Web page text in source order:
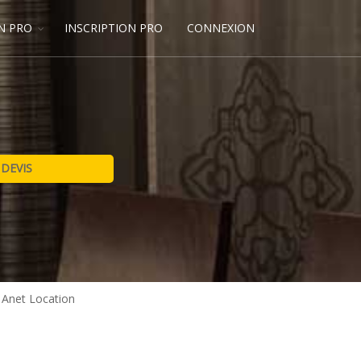
PRO INSCRIPTION PRO CONNEXION
Anet Location